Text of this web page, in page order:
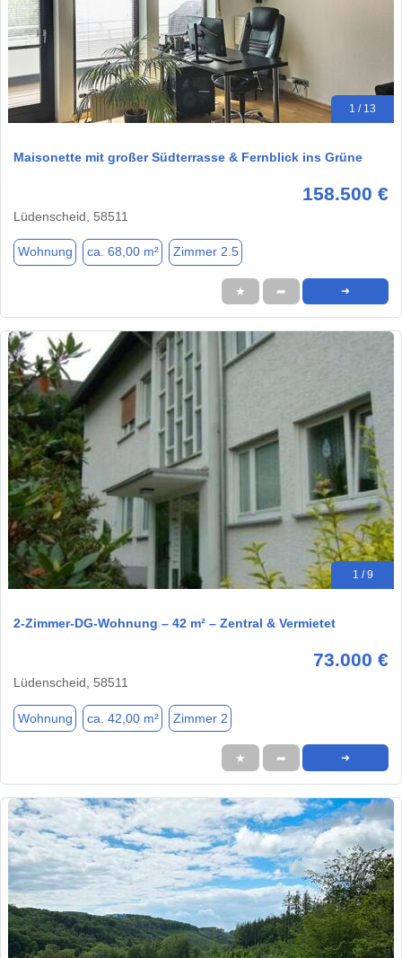
1 / 13
Maisonette mit großer Südterrasse & Fernblick ins Grüne
158.500 €
Lüdenscheid, 58511
Wohnung ca. 68,00 m² Zimmer 2.5
★ ➦ ➜
1 / 9
2-Zimmer-DG-Wohnung – 42 m² – Zentral & Vermietet
73.000 €
Lüdenscheid, 58511
Wohnung ca. 42,00 m² Zimmer 2
★ ➦ ➜